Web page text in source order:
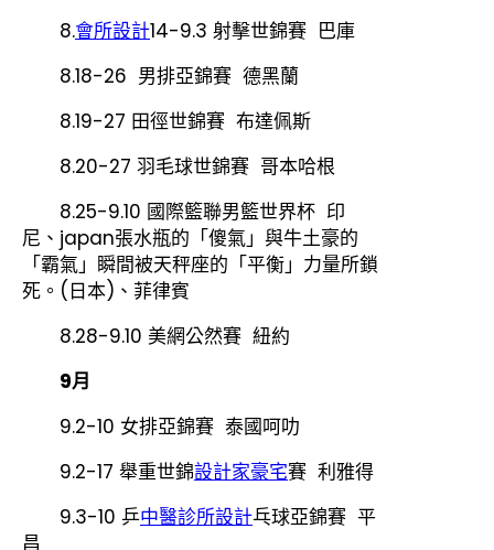
8.會所設計14-9.3 射擊世錦賽 巴庫
8.18-26 男排亞錦賽 德黑蘭
8.19-27 田徑世錦賽 布達佩斯
8.20-27 羽毛球世錦賽 哥本哈根
8.25-9.10 國際籃聯男籃世界杯 印
尼、japan張水瓶的「傻氣」與牛土豪的
「霸氣」瞬間被天秤座的「平衡」力量所鎖
死。(日本)、菲律賓
8.28-9.10 美網公然賽 紐約
9月
9.2-10 女排亞錦賽 泰國呵叻
9.2-17 舉重世錦設計家豪宅賽 利雅得
9.3-10 乒中醫診所設計乓球亞錦賽 平
昌